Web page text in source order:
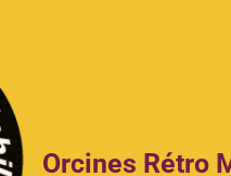
Orcines Rétro